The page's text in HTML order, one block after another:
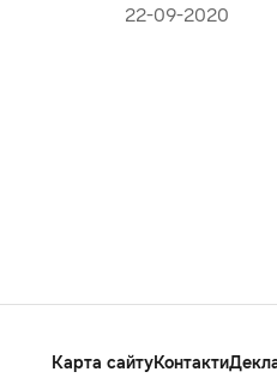
інститутом
22-09-2020
Карта сайтуКонтакти